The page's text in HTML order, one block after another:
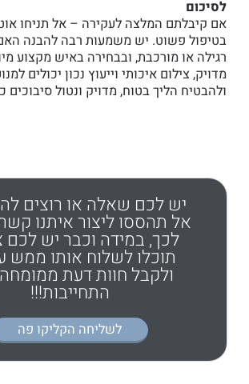
לסיכום
אם קיבלתם המלצה לעקירה – אל תניחו
בטיפול פשוט. יש משמעות רבה להבנה
רגילה או מורכבת, ובבחירה באיש מקצוע
מדויק, צילום איכותי וייעוץ נכון יכולים
ולהבטיח הליך בטוח, מדויק ונטול
יש לכם שאלה או רוצים
אל תהססו ליצור איתנו
לכך, במידה וכבר יש לכם
תוכלו לשלוח אותו ממש
ולקבל חוות דעת
התחייבות!!!
לשליחה הקליקו פה